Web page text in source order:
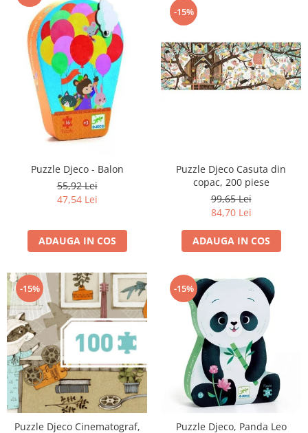
Puzzle Djeco - Balon
55,92 Lei
47,54 Lei
ADAUGA IN COS
-15%
Puzzle Djeco Casuta din
copac, 200 piese
99,65 Lei
84,70 Lei
ADAUGA IN COS
-15%
Puzzle Djeco Cinematograf,
-15%
Puzzle Djeco, Panda Leo